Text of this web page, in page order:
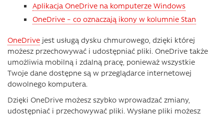
Aplikacja OneDrive na komputerze Windows
OneDrive – co oznaczają ikony w kolumnie Stan
OneDrive jest usługą dysku chmurowego, dzięki której
możesz przechowywać i udostępniać pliki. OneDrive także
umożliwia mobilną i zdalną pracę, ponieważ wszystkie
Twoje dane dostępne są w przeglądarce internetowej
dowolnego komputera.
Dzięki OneDrive możesz szybko wprowadzać zmiany,
udostępniać i przechowywać pliki. Wysłane pliki możesz